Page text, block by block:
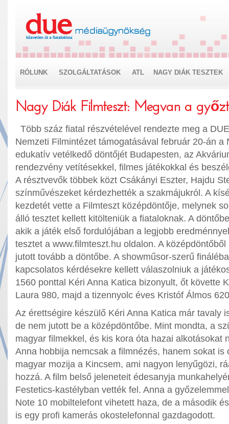
RÓLUNK SZOLGÁLTATÁSOK ATL NAGY DIÁK TESZTEK
Nagy Diák Filmteszt: Megvan a
Több száz fiatal részvételével rendezte meg a
Nemzeti Filmintézet támogatásával február 20-án a
edukatív vetélkedő döntőjét Budapesten, az
rendezvény vetítésekkel, filmes játékokkal és
A résztvevők többek közt Csákányi Eszter, Hajdu
színművészeket kérdezhették a szakmájukról. A
kezdetét vette a Filmteszt középdöntője, melynek
álló tesztet kellett kitölteniük a fiataloknak. A
akik a játék első fordulójában a legjobb
tesztet a www.filmteszt.hu oldalon. A
jutott tovább a döntőbe. A showműsor-szerű
kapcsolatos kérdésekre kellett válaszolniuk a
1560 ponttal Kéri Anna Katica bizonyult, őt követte
Laura 980, majd a tizennyolc éves Kristóf Álmos
Az érettségire készülő Kéri Anna Katica már tavaly
de nem jutott be a középdöntőbe. Mint mondta, a
magyar filmekkel, és kis kora óta hazai alkotásokat
Anna hobbija nemcsak a filmnézés, hanem sokat is
magyar mozija a Kincsem, ami nagyon lenyűgözi,
hozzá. A film belső jeleneteit édesanyja
Festetics-kastélyban vették fel. Anna a
Note 10 mobiltelefont vihetett haza, de a második
is egy profi kamerás okostelefonnal gazdagodott.